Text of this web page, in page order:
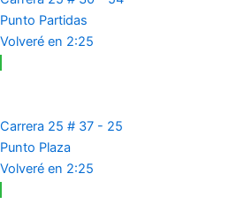
Punto Partidas
Volveré en 2:25
Carrera 25 # 37 - 25
Punto Plaza
Volveré en 2:25